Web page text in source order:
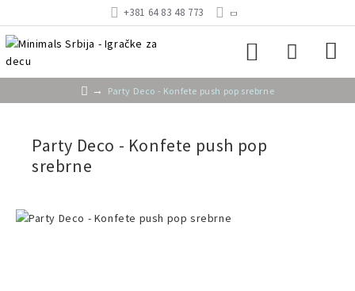
+381 64 83 48 773
Party Deco - Konfete push pop srebrne
Party Deco - Konfete push pop
srebrne